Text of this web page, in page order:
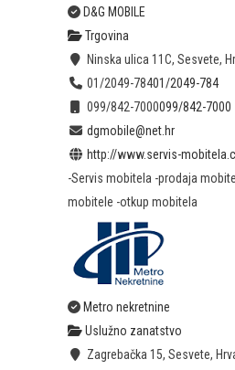
D&G MOBILE
Trgovina
Ninska ulica 11C, Sesvete,
01/2049-78401/2049-784
099/842-7000099/842-7000
dgmobile@net.hr
http://www.servis-
-Servis mobitela -prodaja
mobitele -otkup mobitela
Metro nekretnine
Uslužno zanatstvo
Zagrebačka 15, Sesvete,